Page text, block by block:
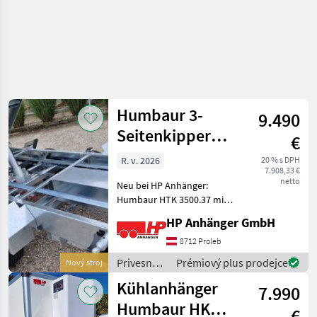
Nový stroj
Humbaur 3-
Seitenkipper
HTK 3500.37 mit
verzinkte
9.490
€
20 % s DPH
7.908,33 €
netto
R. v. 2026
Neu bei HP Anhänger:
Humbaur HTK 3500.37 mit
- Stahlbordwänden,
doppelwandig Lademaße
innen: 3630 x 1845 x 400
mm, 3500 kg GG, Nutzlast
2485
HP Anhänger GmbH
8712 Proleb
Privesné
vozíky /
Humbaur
Prémiový plus prodejce
Kühlanhänger
Humbaur HK
7.990